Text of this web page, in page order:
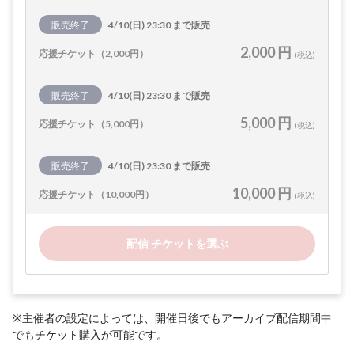
販売終了 4/10(日) 23:30 まで販売
応援チケット（2,000円） 2,000 円 (税込)
販売終了 4/10(日) 23:30 まで販売
応援チケット（5,000円） 5,000 円 (税込)
販売終了 4/10(日) 23:30 まで販売
応援チケット（10,000円） 10,000 円 (税込)
配信 チケットを選ぶ
※主催者の設定によっては、開催日後でもアーカイブ配信期間中
でもチケット購入が可能です。